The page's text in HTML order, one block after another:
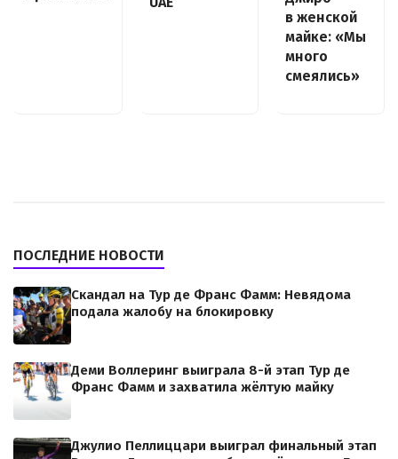
в женской
майке: «Мы
много
смеялись»
ПОСЛЕДНИЕ НОВОСТИ
Скандал на Тур де Франс Фамм: Невядома
подала жалобу на блокировку
Деми Воллеринг выиграла 8-й этап Тур де
Франс Фамм и захватила жёлтую майку
Джулио Пеллиццари выиграл финальный этап